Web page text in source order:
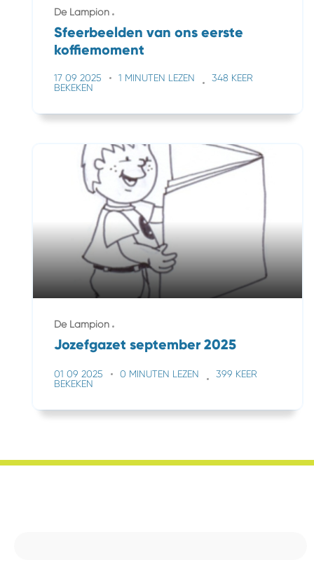
De Lampion
Sfeerbeelden van ons eerste
koffiemoment
17 09 2025 1 MINUTEN LEZEN
348 KEER
BEKEKEN
De Lampion
Jozefgazet september 2025
01 09 2025 0 MINUTEN LEZEN
399 KEER
BEKEKEN